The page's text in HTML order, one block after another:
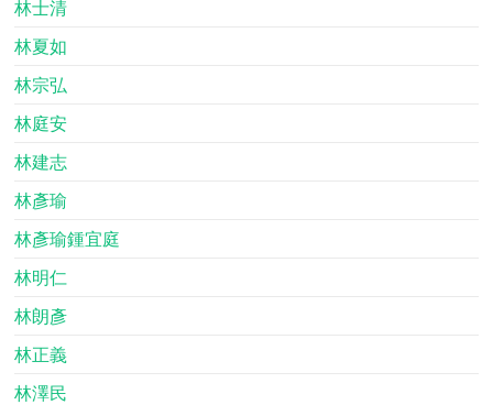
林士清
林夏如
林宗弘
林庭安
林建志
林彥瑜
林彥瑜鍾宜庭
林明仁
林朗彥
林正義
林澤民